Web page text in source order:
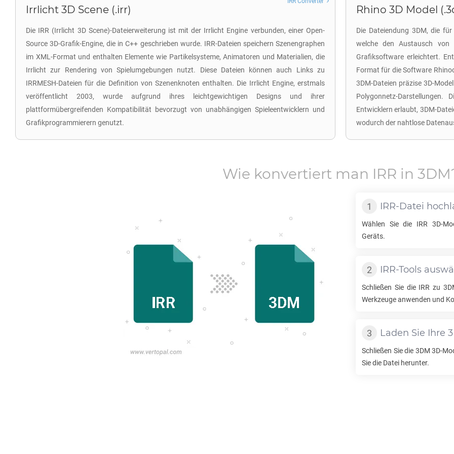
Irrlicht 3D Scene (.irr)
Die IRR (Irrlicht 3D Scene)-Dateierweiterung ist mit der Irrlicht Engine verbunden, einer Open-
Source 3D-Grafik-Engine, die in C++ geschrieben wurde. IRR-Dateien speichern Szenengraphen
im XML-Format und enthalten Elemente wie Partikelsysteme, Animatoren und Materialien, die
Irrlicht zur Rendering von Spielumgebungen nutzt. Diese Dateien können auch Links zu
IRRMESH-Dateien für die Definition von Szenenknoten enthalten. Die Irrlicht Engine, erstmals
veröffentlicht 2003, wurde aufgrund ihres leichtgewichtigen Designs und ihrer
plattformübergreifenden Kompatibilität bevorzugt von unabhängigen Spieleentwicklern und
Grafikprogrammierern genutzt.
Rhino 3D Model
Die Dateiendung 3DM, die
welche den Austausch von
Grafiksoftware erleichtert.
Format für die Software
3DM-Dateien präzise 3D-
Polygonnetz-
Entwicklern erlaubt, 3DM-
wodurch der nahtlose
Wie konvertiert man IRR in 3DM
IRR-Datei
Wählen Sie die IRR 3D-
Geräts.
IRR-Tools
Schließen Sie die IRR zu
Werkzeuge anwenden und
Laden Sie Ihre
Schließen Sie die 3DM 3D-
Sie die Datei herunter.